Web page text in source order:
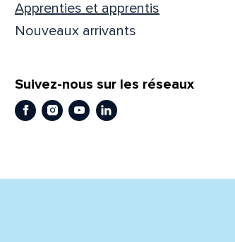
Apprenties et apprentis
Nouveaux arrivants
Suivez-nous sur les réseaux
Facebook
Instagram
YoutubeLinkedIn